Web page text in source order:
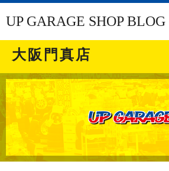
UP GARAGE SHOP BLOG
大阪門真店